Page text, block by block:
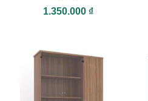
Được xếp
hạng55
1.350.000 ₫